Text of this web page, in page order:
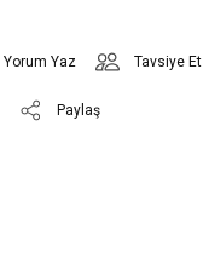
Yorum Yaz Tavsiye Et
Paylaş